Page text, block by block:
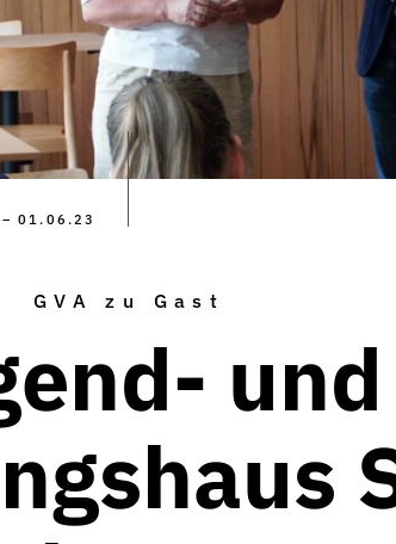
– 01.06.23
GVA zu Gast
und